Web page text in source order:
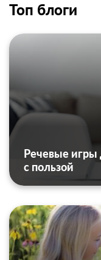
Топ блоги
Речевые игры
с пользой